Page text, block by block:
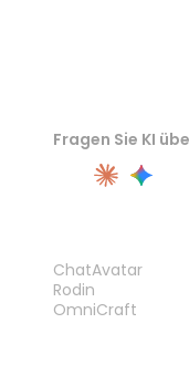
Fragen Sie KI
ChatAvatar
Rodin
OmniCraft